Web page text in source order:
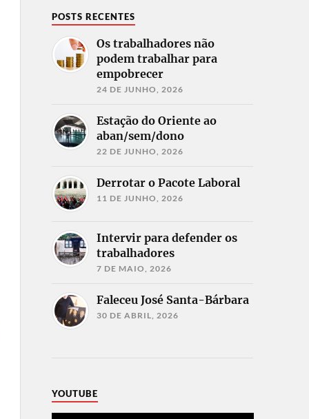
POSTS RECENTES
Os trabalhadores não
podem trabalhar para
empobrecer
24 DE JUNHO, 2026
Estação do Oriente ao
aban/sem/dono
22 DE JUNHO, 2026
Derrotar o Pacote Laboral
11 DE JUNHO, 2026
Intervir para defender os
trabalhadores
7 DE MAIO, 2026
Faleceu José Santa-Bárbara
30 DE ABRIL, 2026
YOUTUBE